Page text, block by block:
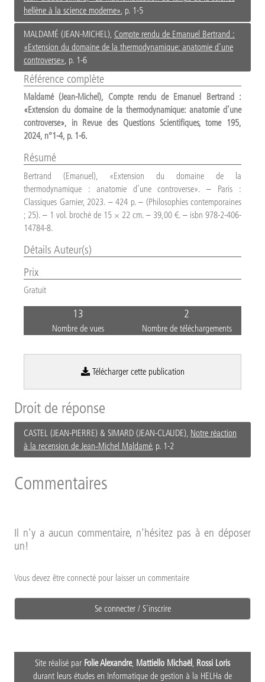
hellène à la science moderne» , p. 1-5
MALDAMÉ (JEAN-MICHEL), Compte rendu de Emanuel Bertrand :
«Extension du domaine de la thermodynamique: anatomie d’une
controverse» , p. 1-6
Référence complète
Maldamé (Jean-Michel), Compte rendu de Emanuel Bertrand :
«Extension du domaine de la thermodynamique: anatomie d’une
controverse», in Revue des Questions Scientifiques, tome 195,
2024, n°1-4, p. 1-6.
Résumé
Bertrand (Emanuel), «Extension du domaine de la
thermodynamique : anatomie d’une controverse». – Paris :
Classiques Garnier, 2023. – 424 p. – (Philosophies contemporaines
; 25). – 1 vol. broché de 15 × 22 cm. – 39,00 €. – isbn 978-2-406-
14784-8.
Détails Auteur(s)
Prix
Gratuit
13
Nombre de vues
2
Nombre de téléchargements
Télécharger cette publication
Droit de réponse
CASTEL (JEAN-PIERRE) & SIMARD (JEAN-CLAUDE), Notre réaction
à la recension de Jean‑Michel Maldamé, p. 1-2
Commentaires
Il n'y a aucun commentaire, n'hésitez pas à en déposer
un!
Vous devez être connecté pour laisser un commentaire
Se connecter / S'inscrire
Site réalisé par Folie Alexandre, Mattiello Michaël, Rossi Loris
durant leurs études en Informatique de gestion à la HELHa de